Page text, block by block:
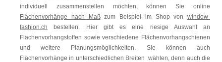
individuell zusammenstellen möchten, können Sie online
Flächenvorhänge nach Maßzum Beispiel im Shop von window-
fashion.ch bestellen. Hier gibt es eine riesige Auswahl an
Flächenvorhangstoffen sowie verschiedene Flächenvorhangschienen
und weitere Planungsmöglichkeiten. Sie können auch
Flächenvorhänge in unterschiedlichen Breiten wählen, denn auch die